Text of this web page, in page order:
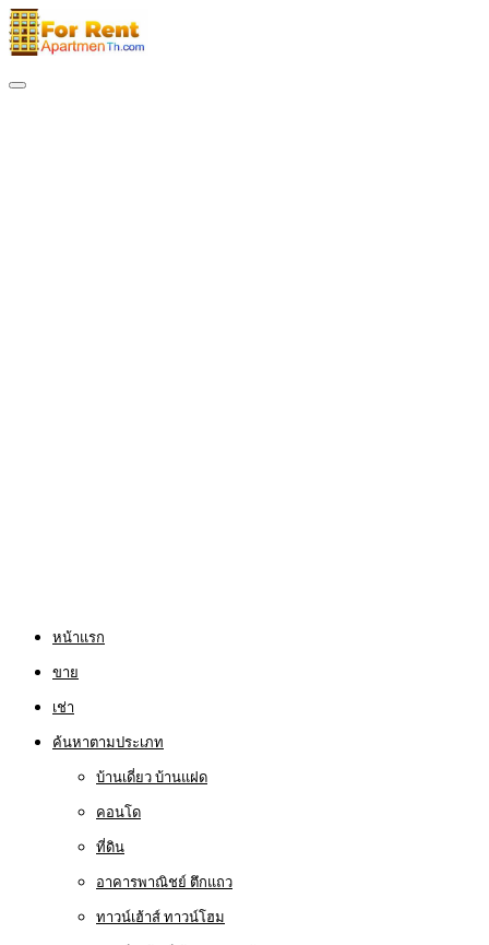
หน้าแรก
ขาย
เช่า
ค้นหาตามประเภท
บ้านเดี่ยว บ้านแฝด
คอนโด
ที่ดิน
อาคารพาณิชย์ ตึกแถว
ทาวน์เฮ้าส์ ทาวน์โฮม